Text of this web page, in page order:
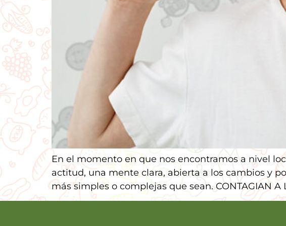
En el momento en que nos encontramos a nivel
actitud, una mente clara, abierta a los cambios y
más simples o complejas que sean. CONTAGIAN A